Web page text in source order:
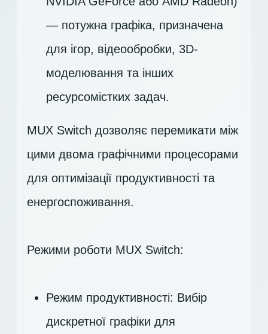
— потужна графіка, призначена
для ігор, відеообробки, 3D-
моделювання та інших
ресурсомістких задач.
MUX Switch дозволяє перемикати між
цими двома графічними процесорами
для оптимізації продуктивності та
енергоспоживання.
Режими роботи MUX Switch:
Режим продуктивності: Вибір
дискретної графіки для